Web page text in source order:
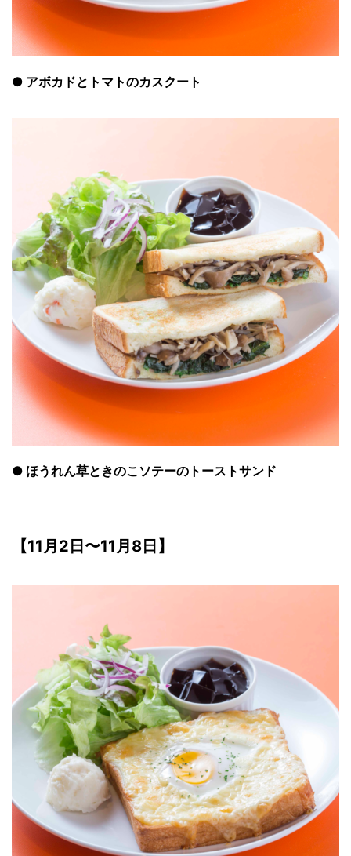
● アボカドとトマトのカスクート
● ほうれん草ときのこソテーのトーストサンド
【11月2日〜11月8日】